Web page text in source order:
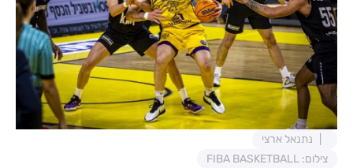
נתנאל ארצי
צילום: FIBA BASKETBALL